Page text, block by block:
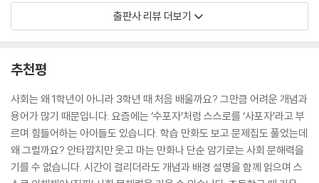
말을 ‘사회 문해력’에 적용해 보자면 반만 맞는 말이다. 사회 과목이 지식
교과라는 특성을 고려하지 않았기 때문이다.
집이나 학습 만화로 사회를 접한 아이들은 초등학교 3학년이 되어 사회 교
과서를 처음 접하고, 당혹감과 절망감에 빠질 수밖에 없다. 예를 들어, 3학
년 1학기에 학습하는 개념 중에 ‘백지도’가 있다. 백지도는 사전적으로 지
도의 윤곽?경계?하천?도시?철길 따위는 표시하나 글자는 쓰지 않은 각종
정보를 기입하기 위한 작업용 기본도이다. 물론 교과서에서는 이보다 쉽게
표현하고 있다. 하지만 정의 서술 후에 바로 학습 활동으로 이어진다. 설명
은 교사의 몫이기 때문이다. 학생들이 수업 시간에 교사의 설명 한 번 듣고
출판사 리뷰 더보기
추천평
사회는 왜 1학년이 아니라 3학년 때 처음 배울까요? 그만큼 어려운 개념과
용어가 많기 때문입니다. 요즘에는 ‘수포자’처럼 스스로를 ‘사포자’라고 부
르며 힘들어하는 아이들도 있습니다. 학습 만화도 보고 문제집도 풀었는데
왜 그럴까요? 안타깝지만 웃고 마는 만화나 단순 암기로는 사회 문해력을
기를 수 없습니다. 시간이 걸리더라도 개념과 배경 설명을 함께 읽으며 스